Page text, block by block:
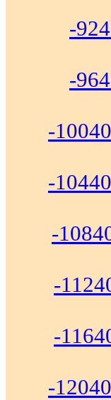
-
-
-
-
-
-
-
-